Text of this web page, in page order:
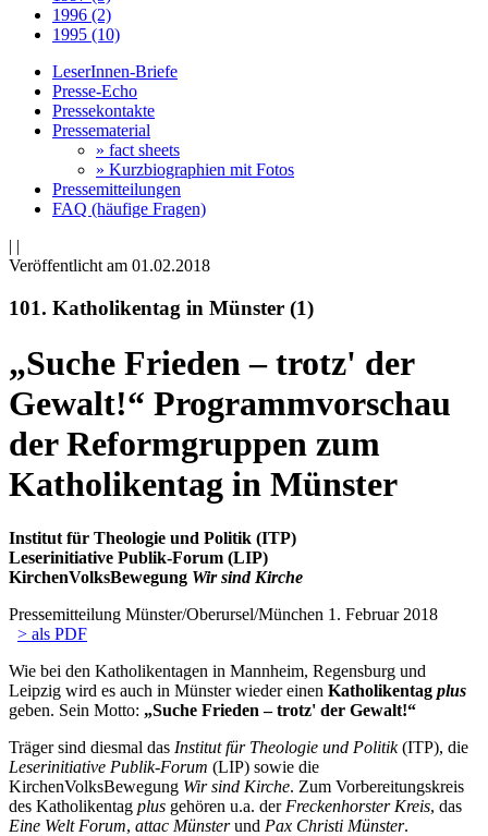
1996 (2)
1995 (10)
LeserInnen-Briefe
Presse-Echo
Pressekontakte
Pressematerial
» fact sheets
» Kurzbiographien mit Fotos
Pressemitteilungen
FAQ (häufige Fragen)
| |
Veröffentlicht am 01­.02.2018
101. Katholikentag in Münster (1)
„Suche Frieden – trotz' der
Gewalt!“ Programmvorschau
der Reformgruppen zum
Katholikentag in Münster
Institut für Theologie und Politik (ITP)
Leserinitiative Publik-Forum (LIP)
KirchenVolksBewegung Wir sind Kirche
Pressemitteilung Münster/Oberursel/München 1. Februar 2018
> als PDF
Wie bei den Katholikentagen in Mannheim, Regensburg und
Leipzig wird es auch in Münster wieder einen Katholikentag plus
geben. Sein Motto: „Suche Frieden – trotz' der Gewalt!“
Träger sind diesmal das Institut für Theologie und Politik(ITP), die
Leserinitiative Publik-Forum (LIP) sowie die
KirchenVolksBewegung Wir sind Kirche. Zum Vorbereitungskreis
des Katholikentag plus gehören u.a. der Freckenhorster Kreis, das
Eine Welt Forum, attac Münsterund Pax Christi Münster.